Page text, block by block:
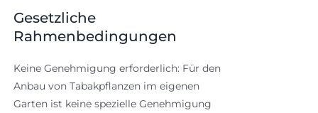
Gesetzliche
Rahmenbedingungen
Keine Genehmigung erforderlich: Für den
Anbau von Tabakpflanzen im eigenen
Garten ist keine spezielle Genehmigung